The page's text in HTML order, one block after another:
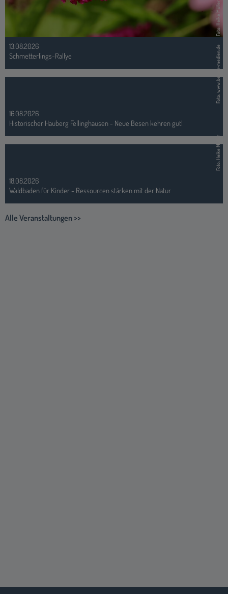
Foto: Heike Müller
13.08.2026
Schmetterlings-Rallye
Foto: www.berner-medien.de
16.08.2026
Historischer Hauberg Fellinghausen - Neue Besen kehren gut!
Foto: Heike Müller
18.08.2026
Waldbaden für Kinder - Ressourcen stärken mit der Natur
Alle Veranstaltungen >>